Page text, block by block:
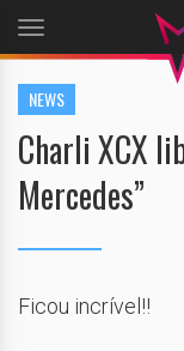
Toggle
navigation
NEWS
Charli XCX
Mercedes”
Ficou incrível!!